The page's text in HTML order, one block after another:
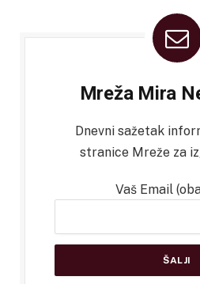
Mreža Mira
Dnevni sažetak
stranice Mreže za
Vaš Email